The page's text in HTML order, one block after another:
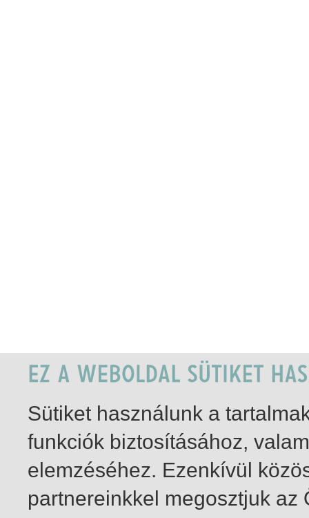
Sütiket használunk a
funkciók biztosításához,
elemzéséhez. Ezenkívül
partnereinkkel megosztjuk